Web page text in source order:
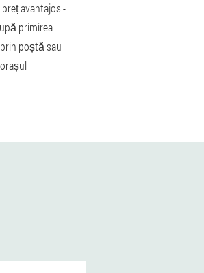
avantajos -
primirea
poștă sau